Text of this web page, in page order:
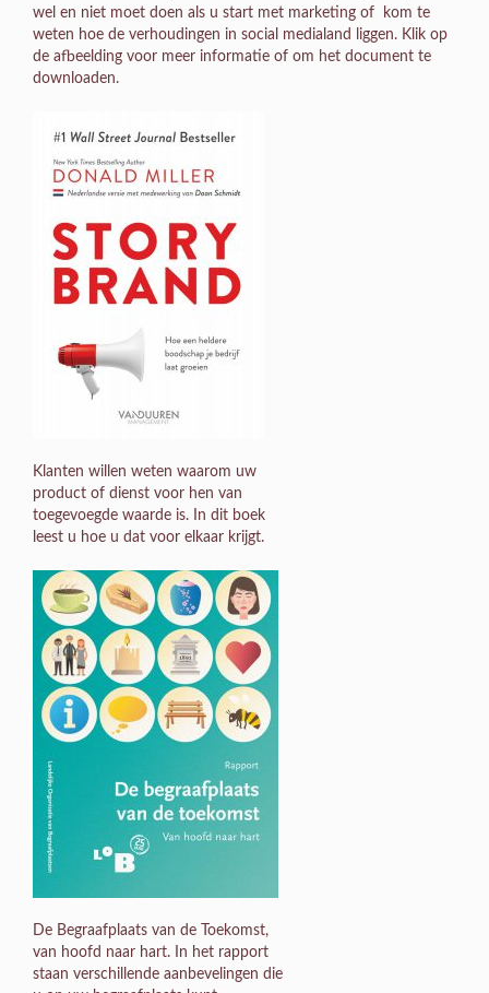
wel en niet moet doen als u start met marketing of kom te
weten hoe de verhoudingen in social medialand liggen. Klik op
de afbeelding voor meer informatie of om het document te
downloaden.
Klanten willen weten waarom uw
product of dienst voor hen van
toegevoegde waarde is. In dit boek
leest u hoe u dat voor elkaar krijgt.
De Begraafplaats van de Toekomst,
van hoofd naar hart. In het rapport
staan verschillende aanbevelingen die